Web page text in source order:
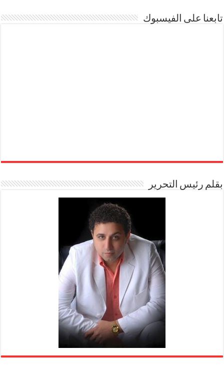
تابعنا على الفيسبوك
بقلم رئيس التحرير